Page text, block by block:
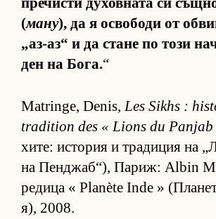
(ману), да я ос­во­боди от
„аз-аз“ и да стане по този
ден на Бо­га.“
Matringe, Denis,Les Sikhs :
tradition des « Lions du Panjab
хи­те: ис­то­рия и тра­ди­ция на
на Пен­джаб­“), Па­риж: Albin
ре­дица « Planète Inde »
я), 2008.